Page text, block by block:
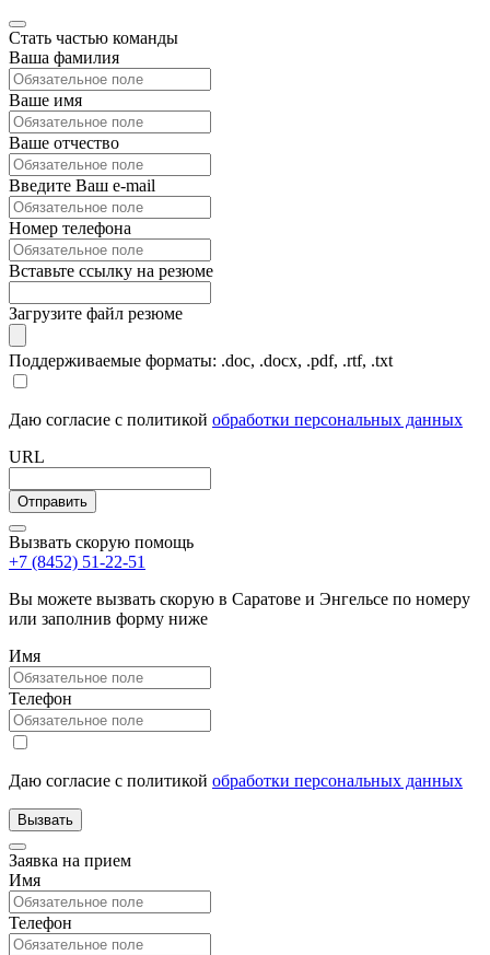
Стать частью команды
Ваша фамилия
Ваше имя
Ваше отчество
Введите Ваш e-mail
Номер телефона
Вставьте ссылку на резюме
Загрузите файл резюме
Поддерживаемые форматы: .doc, .docx, .pdf, .rtf, .txt
Даю согласие с политикой обработки персональных данных
URL
Вызвать скорую помощь
+7 (8452) 51-22-51
Вы можете вызвать скорую в Саратове и Энгельсе по номеру
или заполнив форму ниже
Имя
Телефон
Даю согласие с политикой обработки персональных данных
Заявка на прием
Имя
Телефон